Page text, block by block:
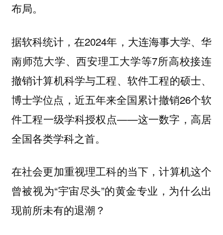
布局。
据软科统计，在2024年，大连海事大学、华
南师范大学、西安理工大学等7所高校接连
撤销计算机科学与工程、软件工程的硕士、
博士学位点，近五年来全国累计撤销26个软
件工程一级学科授权点——这一数字，高居
全国各类学科之首。
在社会更加重视理工科的当下，计算机这个
曾被视为“宇宙尽头”的黄金专业，为什么出
现前所未有的退潮？